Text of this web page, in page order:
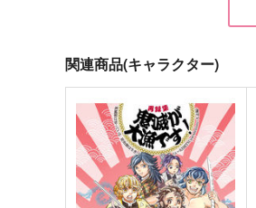
FGOアンブレラマーカー●ガ
ラス
関連商品(キャラクター)